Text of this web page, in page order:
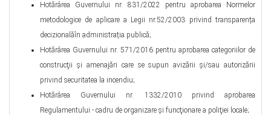
Hotărârea Guvernului nr. 831/2022 pentru aprobarea Normelor
metodologice de aplicare a Legii nr.52/2003 privind transparența
decizionalăîn administrația publică;
Hotărârea Guvernului nr. 571/2016 pentru aprobarea categoriilor de
construcţii şi amenajări care se supun avizării şi/sau autorizării
privind securitatea la incendiu;
Hotărârea Guvernului nr. 1332/2010 privind aprobarea
Regulamentului - cadru de organizare şi funcţionare a poliţiei locale;